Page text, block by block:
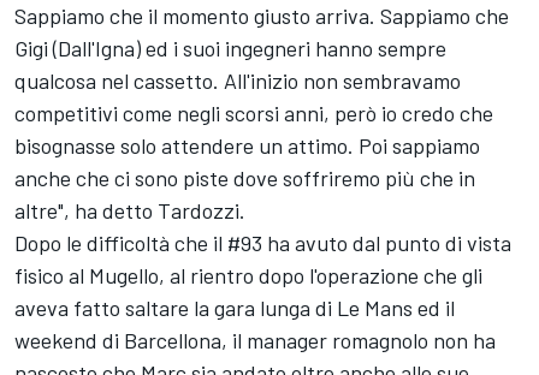
Sappiamo che il momento giusto arriva. Sappiamo che
Gigi (Dall'Igna) ed i suoi ingegneri hanno sempre
qualcosa nel cassetto. All'inizio non sembravamo
competitivi come negli scorsi anni, però io credo che
bisognasse solo attendere un attimo. Poi sappiamo
anche che ci sono piste dove soffriremo più che in
altre", ha detto Tardozzi.
Dopo le difficoltà che il #93 ha avuto dal punto di vista
fisico al Mugello, al rientro dopo l'operazione che gli
aveva fatto saltare la gara lunga di Le Mans ed il
weekend di Barcellona, il manager romagnolo non ha